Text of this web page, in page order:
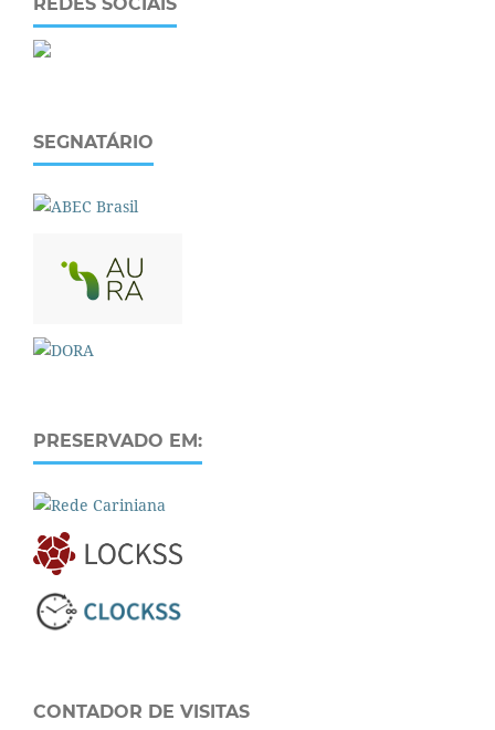
SEGNATÁRIO
PRESERVADO EM:
CONTADOR DE VISITAS